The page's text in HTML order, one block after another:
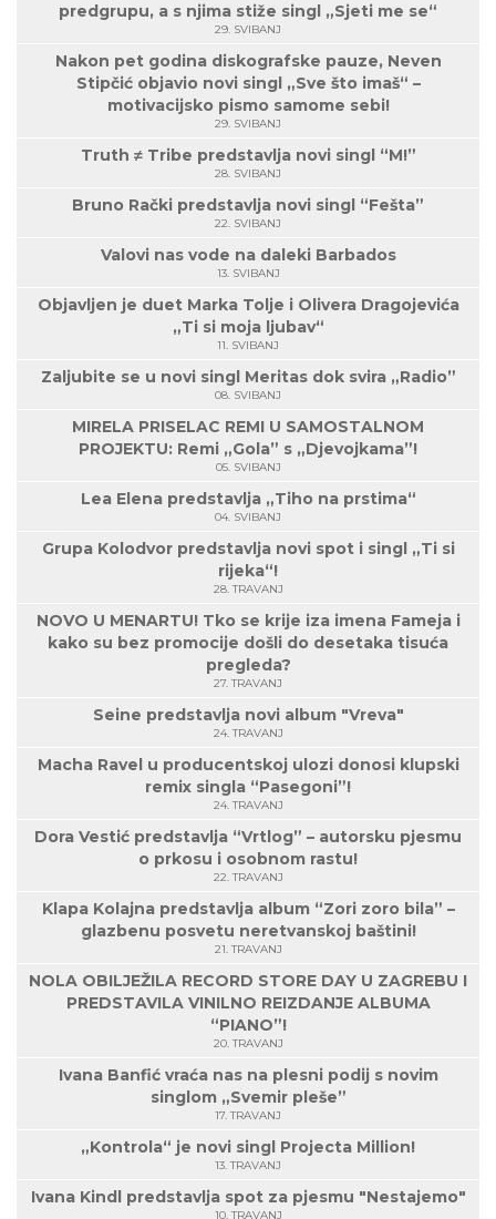
predgrupu, a s njima stiže singl „Sjeti me se“
29. SVIBANJ
Nakon pet godina diskografske pauze, Neven
Stipčić objavio novi singl „Sve što imaš“ –
motivacijsko pismo samome sebi!
29. SVIBANJ
Truth ≠ Tribe predstavlja novi singl “M!”
28. SVIBANJ
Bruno Rački predstavlja novi singl “Fešta”
22. SVIBANJ
Valovi nas vode na daleki Barbados
13. SVIBANJ
Objavljen je duet Marka Tolje i Olivera Dragojevića
„Ti si moja ljubav“
11. SVIBANJ
Zaljubite se u novi singl Meritas dok svira „Radio”
08. SVIBANJ
MIRELA PRISELAC REMI U SAMOSTALNOM
PROJEKTU: Remi „Gola” s „Djevojkama”!
05. SVIBANJ
Lea Elena predstavlja „Tiho na prstima“
04. SVIBANJ
Grupa Kolodvor predstavlja novi spot i singl „Ti si
rijeka“!
28. TRAVANJ
NOVO U MENARTU! Tko se krije iza imena Fameja i
kako su bez promocije došli do desetaka tisuća
pregleda?
27. TRAVANJ
Seine predstavlja novi album "Vreva"
24. TRAVANJ
Macha Ravel u producentskoj ulozi donosi klupski
remix singla “Pasegoni”!
24. TRAVANJ
Dora Vestić predstavlja “Vrtlog” – autorsku pjesmu
o prkosu i osobnom rastu!
22. TRAVANJ
Klapa Kolajna predstavlja album “Zori zoro bila” –
glazbenu posvetu neretvanskoj baštini!
21. TRAVANJ
NOLA OBILJEŽILA RECORD STORE DAY U ZAGREBU I
PREDSTAVILA VINILNO REIZDANJE ALBUMA
“PIANO”!
20. TRAVANJ
Ivana Banfić vraća nas na plesni podij s novim
singlom „Svemir pleše”
17. TRAVANJ
„Kontrola“ je novi singl Projecta Million!
13. TRAVANJ
Ivana Kindl predstavlja spot za pjesmu "Nestajemo"
10. TRAVANJ